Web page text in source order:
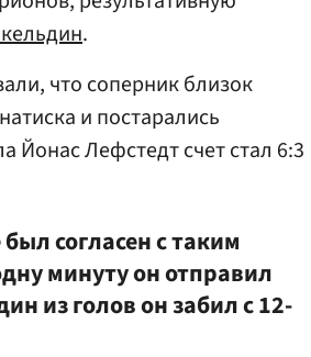
.
что соперник близок
и постарались
Йонас Лефстедт счет стал 6:3
согласен с таким
минуту он отправил
из голов он забил с 12-